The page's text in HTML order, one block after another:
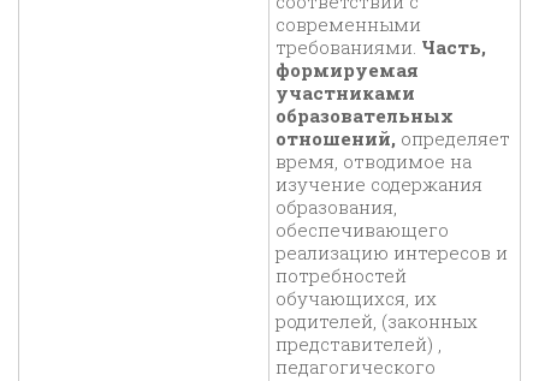
современными
требованиями. Часть,
формируемая
участниками
образовательных
отношений, определяет
время, отводимое на
изучение содержания
образования,
обеспечивающего
реализацию интересов и
потребностей
обучающихся, их
родителей, (законных
представителей) ,
педагогического